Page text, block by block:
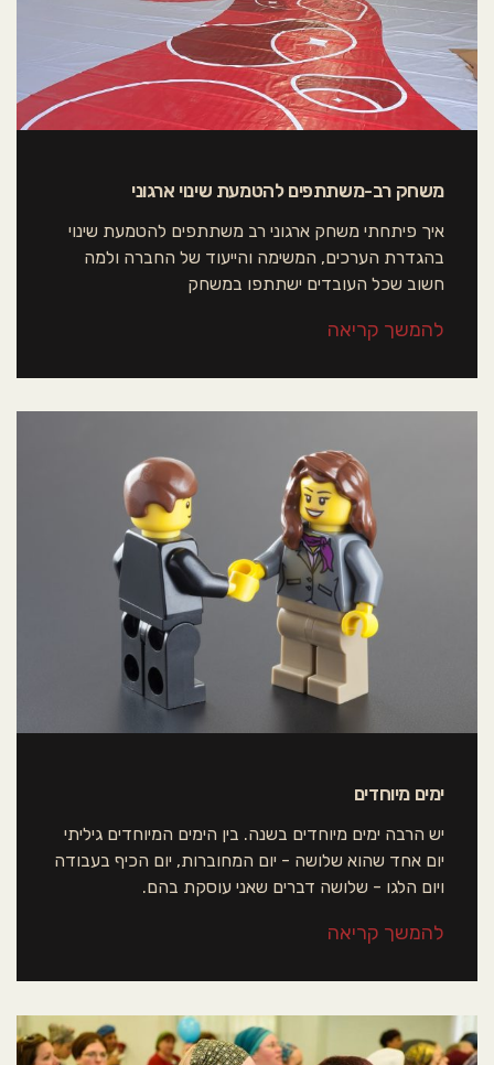
משחק רב-משתתפים להטמעת שינוי ארגוני
איך פיתחתי משחק ארגוני רב משתתפים להטמעת שינוי
בהגדרת הערכים, המשימה והייעוד של החברה ולמה
חשוב שכל העובדים ישתתפו במשחק
להמשך קריאה
ימים מיוחדים
יש הרבה ימים מיוחדים בשנה. בין הימים המיוחדים גיליתי
יום אחד שהוא שלושה - יום המחוברות, יום הכיף בעבודה
ויום הלגו - שלושה דברים שאני עוסקת בהם.
להמשך קריאה